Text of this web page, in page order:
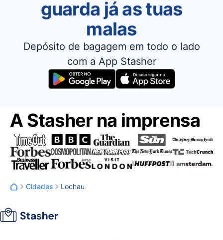
guarda já as tuas
malas
Depósito de bagagem em todo o lado
com a App Stasher
A Stasher na imprensa
Cidades Lochau